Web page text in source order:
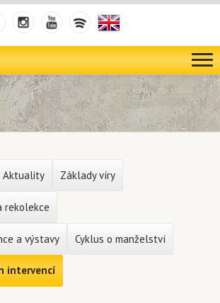
Aktuality Základy víry
rekolekce
a výstavy Cyklus o manželství
intervencí